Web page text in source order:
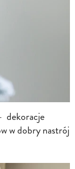
dekoracje
w dobry nastrój